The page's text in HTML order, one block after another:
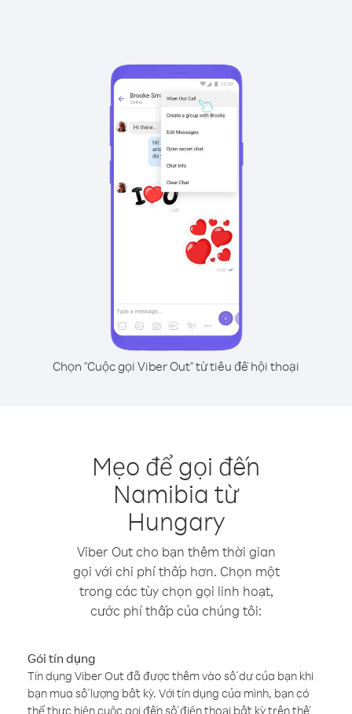
Chọn "Cuộc gọi Viber Out" từ tiêu đề hội thoại
Mẹo để gọi đến
Namibia từ
Hungary
Viber Out cho bạn thêm thời gian
gọi với chi phí thấp hơn. Chọn một
trong các tùy chọn gọi linh hoạt,
cước phí thấp của chúng tôi:
Gói tín dụng
Tín dụng Viber Out đã được thêm vào số dư của bạn khi
bạn mua số lượng bất kỳ. Với tín dụng của mình, bạn có
thể thực hiện cuộc gọi đến số điện thoại bất kỳ trên thế